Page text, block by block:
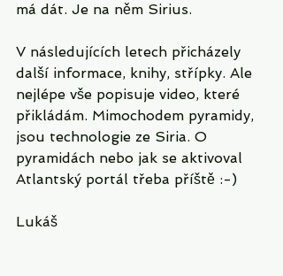
má dát. Je na něm Sirius.
V následujících letech přicházely
další informace, knihy, střípky. Ale
nejlépe vše popisuje video, které
přikládám. Mimochodem pyramidy,
jsou technologie ze Siria. O
pyramidách nebo jak se aktivoval
Atlantský portál třeba příště :-)
Lukáš